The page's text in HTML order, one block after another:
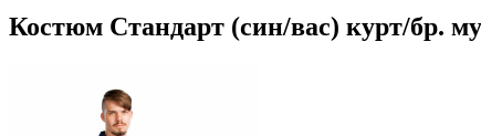
Костюм Стандарт (син/вас) курт/бр.